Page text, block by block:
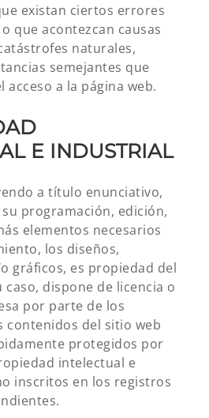
existan ciertos errores
que acontezcan causas
naturales,
semejantes que
acceso a la página web.
E INDUSTRIAL
a título enunciativo,
programación, edición,
elementos necesarios
los diseños,
gráficos, es propiedad del
caso, dispone de licencia o
por parte de los
contenidos del sitio web
protegidos por
intelectual e
inscritos en los registros